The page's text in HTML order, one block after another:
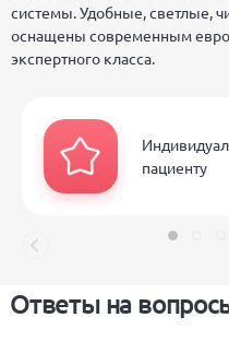
Ответы на
системы. Удобные, светлые,
оснащены современным
экспертного класса.
пациенту